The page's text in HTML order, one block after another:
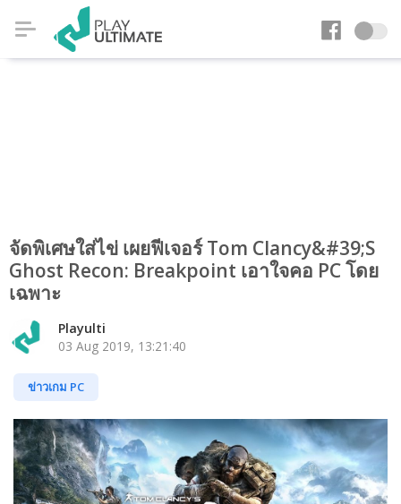
จัดพิเศษใส่ไข่ เผยฟีเจอร์ Tom Clancy&#39;s
Ghost Recon: Breakpoint เอาใจคอ PC โดย
เฉพาะ
Playulti
03 Aug 2019, 13:21:40
ข่าวเกม PC